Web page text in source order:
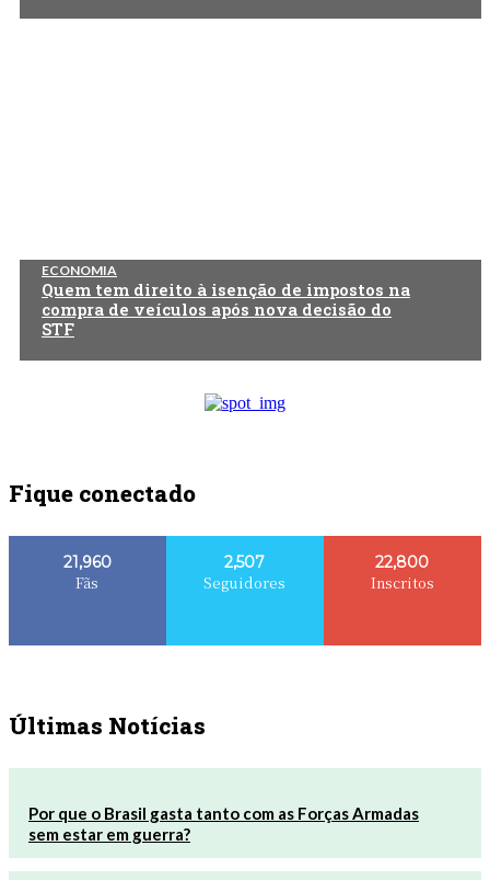
ECONOMIA
Quem tem direito à isenção de impostos na
compra de veículos após nova decisão do
STF
Fique conectado
21,960
Fãs
2,507
Seguidores
22,800
Inscritos
Últimas Notícias
Por que o Brasil gasta tanto com as Forças Armadas
sem estar em guerra?